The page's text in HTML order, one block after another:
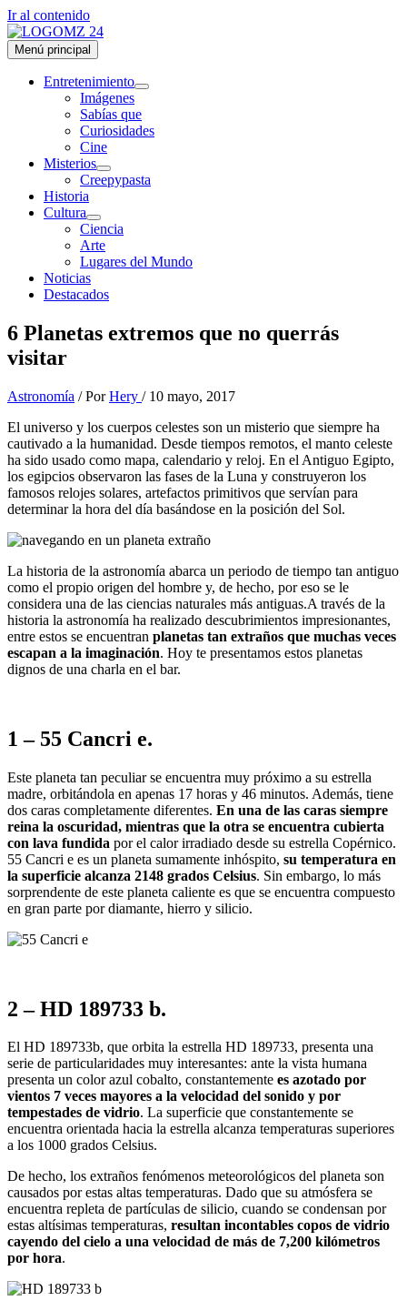
Ir al contenido
Menú principal
Entretenimiento
Imágenes
Sabías que
Curiosidades
Cine
Misterios
Creepypasta
Historia
Cultura
Ciencia
Arte
Lugares del Mundo
Noticias
Destacados
6 Planetas extremos que no querrás
visitar
Astronomía / PorHery / 10 mayo, 2017
El universo y los cuerpos celestes son un misterio que siempre ha
cautivado a la humanidad. Desde tiempos remotos, el manto celeste
ha sido usado como mapa, calendario y reloj. En el Antiguo Egipto,
los egipcios observaron las fases de la Luna y construyeron los
famosos relojes solares, artefactos primitivos que servían para
determinar la hora del día basándose en la posición del Sol.
La historia de la astronomía abarca un periodo de tiempo tan antiguo
como el propio origen del hombre y, de hecho, por eso se le
considera una de las ciencias naturales más antiguas.A través de la
historia la astronomía ha realizado descubrimientos impresionantes,
entre estos se encuentran planetas tan extraños que muchas veces
escapan a la imaginación. Hoy te presentamos estos planetas
dignos de una charla en el bar.
1 – 55 Cancri e.
Este planeta tan peculiar se encuentra muy próximo a su estrella
madre, orbitándola en apenas 17 horas y 46 minutos. Además, tiene
dos caras completamente diferentes. En una de las caras siempre
reina la oscuridad, mientras que la otra se encuentra cubierta
con lava fundida por el calor irradiado desde su estrella Copérnico.
55 Cancri e es un planeta sumamente inhóspito, su temperatura en
la superficie alcanza 2148 grados Celsius. Sin embargo, lo más
sorprendente de este planeta caliente es que se encuentra compuesto
en gran parte por diamante, hierro y silicio.
2 – HD 189733 b.
El HD 189733b, que orbita la estrella HD 189733, presenta una
serie de particularidades muy interesantes: ante la vista humana
presenta un color azul cobalto, constantemente es azotado por
vientos 7 veces mayores a la velocidad del sonido y por
tempestades de vidrio. La superficie que constantemente se
encuentra orientada hacia la estrella alcanza temperaturas superiores
a los 1000 grados Celsius.
De hecho, los extraños fenómenos meteorológicos del planeta son
causados por estas altas temperaturas. Dado que su atmósfera se
encuentra repleta de partículas de silicio, cuando se condensan por
estas altísimas temperaturas, resultan incontables copos de vidrio
cayendo del cielo a una velocidad de más de 7,200 kilómetros
por hora.